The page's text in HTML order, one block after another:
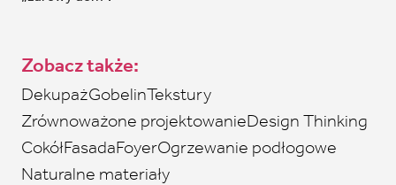
Zobacz także:
DekupażGobelinTekstury
Zrównoważone projektowanieDesign Thinking
CokółFasadaFoyerOgrzewanie podłogowe
Naturalne materiały